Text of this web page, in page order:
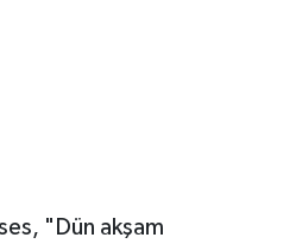
"Dün akşam